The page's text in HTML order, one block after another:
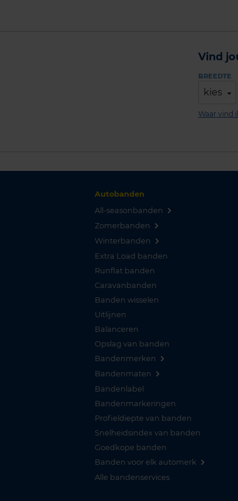
Vind
BREEDTE
kies
Waar vind
Autobanden
All-seasonbanden
Zomerbanden
Winterbanden
Extra Load banden
Runflat banden
Caravanbanden
Banden wisselen
Uitlijnen
Balanceren
Opslag van banden
Bandenmerken
Bandenmaten
Bandenlabel
Bandenmarkeringen
Profieldiepte van banden
Snelheidsindex van banden
Goedkope banden
Banden voor elk automerk
Alle bandenservices